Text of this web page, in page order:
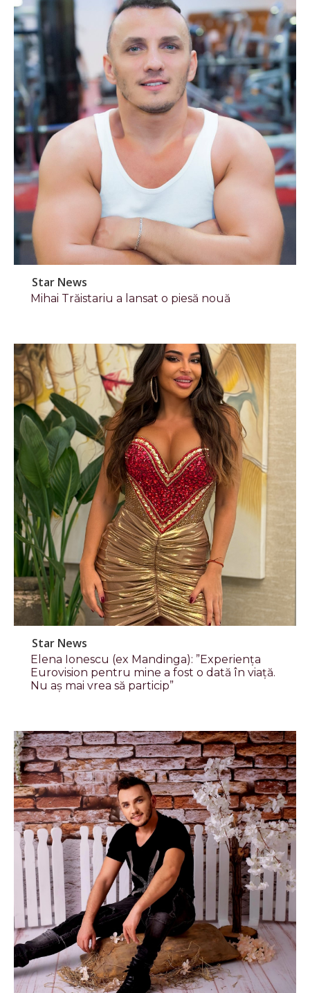
Star News
Mihai Trăistariu a lansat o piesă nouă
Star News
Elena Ionescu (ex Mandinga): ”Experiența
Eurovision pentru mine a fost o dată în viață.
Nu aș mai vrea să particip”